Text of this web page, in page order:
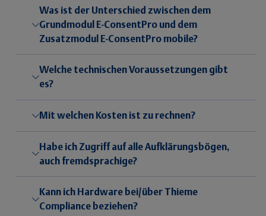
Was ist der Unterschied zwischen dem
Grundmodul E-ConsentPro und dem
Zusatzmodul E-ConsentPro mobile?
Welche technischen Voraussetzungen gibt
es?
Mit welchen Kosten ist zu rechnen?
Habe ich Zugriff auf alle Aufklärungsbögen,
auch fremdsprachige?
Kann ich Hardware bei/über Thieme
Compliance beziehen?